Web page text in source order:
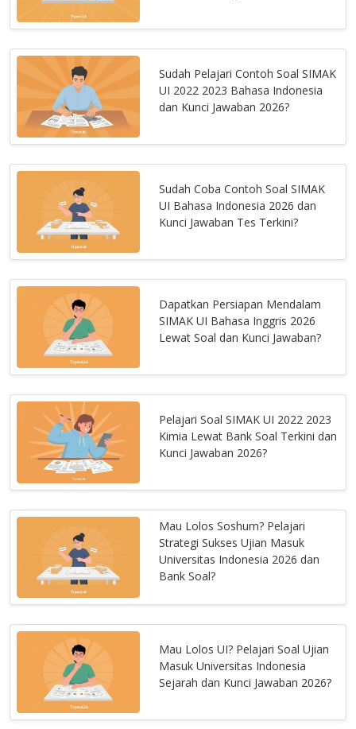
Sudah Pelajari Contoh Soal SIMAK
UI 2022 2023 Bahasa Indonesia
dan Kunci Jawaban 2026?
Sudah Coba Contoh Soal SIMAK
UI Bahasa Indonesia 2026 dan
Kunci Jawaban Tes Terkini?
Dapatkan Persiapan Mendalam
SIMAK UI Bahasa Inggris 2026
Lewat Soal dan Kunci Jawaban?
Pelajari Soal SIMAK UI 2022 2023
Kimia Lewat Bank Soal Terkini dan
Kunci Jawaban 2026?
Mau Lolos Soshum? Pelajari
Strategi Sukses Ujian Masuk
Universitas Indonesia 2026 dan
Bank Soal?
Mau Lolos UI? Pelajari Soal Ujian
Masuk Universitas Indonesia
Sejarah dan Kunci Jawaban 2026?